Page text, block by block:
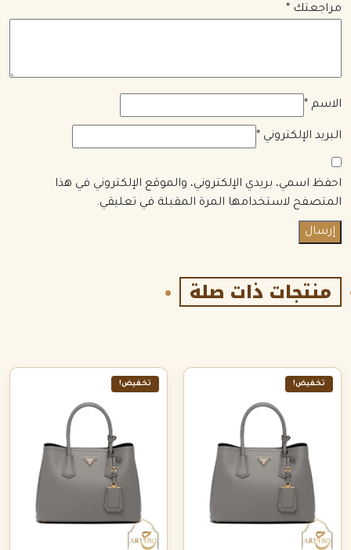
مراجعتك *
الاسم *
البريد الإلكتروني *
احفظ اسمي، بريدي الإلكتروني، والموقع الإلكتروني في هذا
المتصفح لاستخدامها المرة المقبلة في تعليقي.
منتجات ذات صلة
تخفيض! تخفيض!